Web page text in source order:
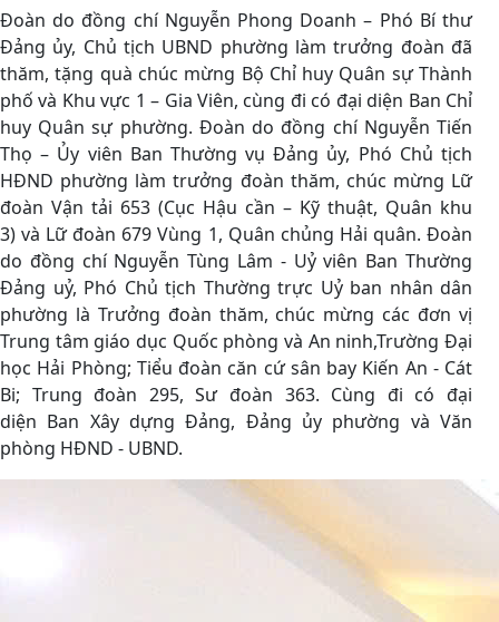
Đoàn do đồng chí Nguyễn Phong Doanh – Phó Bí thư
Đảng ủy, Chủ tịch UBND phường làm trưởng đoàn đã
thăm, tặng quà chúc mừng Bộ Chỉ huy Quân sự Thành
phố và Khu vực 1 – Gia Viên, cùng đi có đại diện Ban Chỉ
huy Quân sự phường. Đoàn do đồng chí Nguyễn Tiến
Thọ – Ủy viên Ban Thường vụ Đảng ủy, Phó Chủ tịch
HĐND phường làm trưởng đoàn thăm, chúc mừng Lữ
đoàn Vận tải 653 (Cục Hậu cần – Kỹ thuật, Quân khu
3) và Lữ đoàn 679 Vùng 1, Quân chủng Hải quân. Đoàn
do đồng chí Nguyễn Tùng Lâm - Uỷ viên Ban Thường
Đảng uỷ, Phó Chủ tịch Thường trực Uỷ ban nhân dân
phường là Trưởng đoàn thăm, chúc mừng các đơn vị
Trung tâm giáo dục Quốc phòng và An ninh,Trường Đại
học Hải Phòng; Tiểu đoàn căn cứ sân bay Kiến An - Cát
Bi; Trung đoàn 295, Sư đoàn 363. Cùng đi có đại
diện Ban Xây dựng Đảng, Đảng ủy phường và Văn
phòng HĐND - UBND.